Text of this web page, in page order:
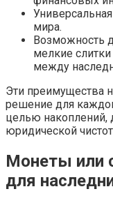
мира.
Возможность
мелкие
между
Эти преимущества
решение для
целью накоплений,
юридической
Монеты или
для